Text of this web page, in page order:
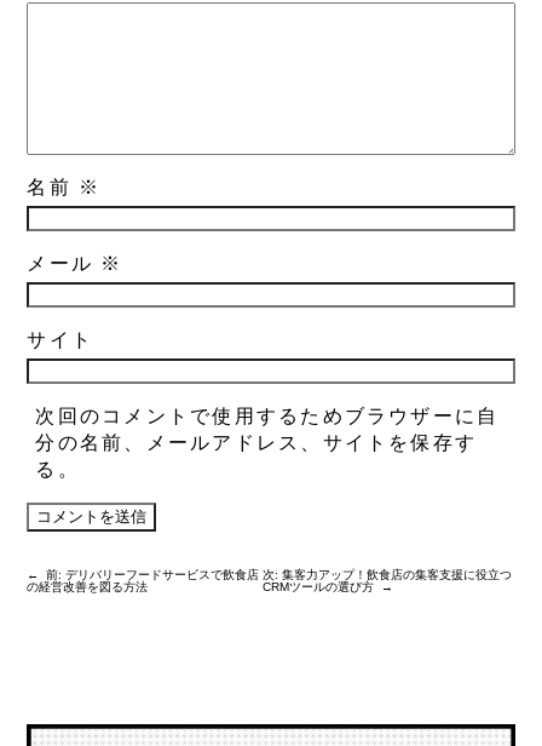
名前 ※
メール ※
サイト
次回のコメントで使用するためブラウザーに自
分の名前、メールアドレス、サイトを保存す
る。
← 前:デリバリーフードサービスで飲食店
の経営改善を図る方法
次: 集客力アップ！飲食店の集客支援に役立つ
CRMツールの選び方
→